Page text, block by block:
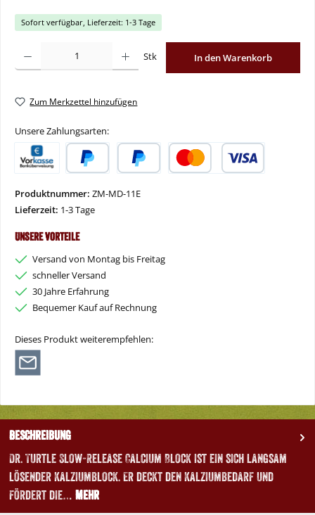
Sofort verfügbar, Lieferzeit: 1-3 Tage
Stk In den Warenkorb
Zum Merkzettel hinzufügen
Unsere Zahlungsarten:
Produktnummer: ZM-MD-11E
Lieferzeit: 1-3 Tage
Unsere Vorteile
Versand von Montag bis Freitag
schneller Versand
30 Jahre Erfahrung
Bequemer Kauf auf Rechnung
Dieses Produkt weiterempfehlen:
Beschreibung
Dr. Turtle Slow-Release Calcium Block ist ein sich langsam
lösender Kalziumblock. Er deckt den Kalziumbedarf und
fördert die… Mehr